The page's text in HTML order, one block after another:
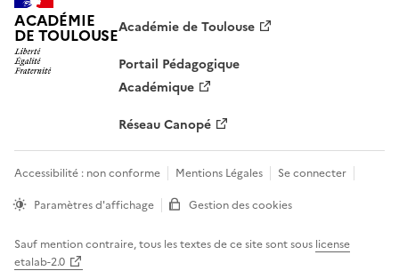
ACADÉMIE
DE TOULOUSEAcadémie de Toulouse
Portail Pédagogique
Académique
Réseau Canopé
Accessibilité : non conforme Mentions Légales
Se connecter
Paramètres d'affichage
Gestion des cookies
Sauf mention contraire, tous les textes de ce site sont sous license
etalab-2.0